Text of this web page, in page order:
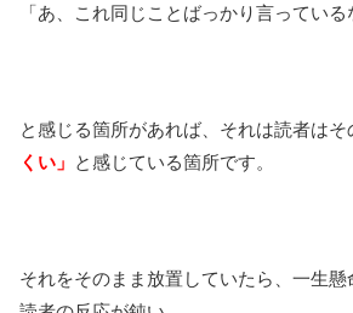
「あ、これ同じことばっかり言っている
と感じる箇所があれば、それは読者はそ
くい」 と感じている箇所です。
それをそのまま放置していたら、一生懸